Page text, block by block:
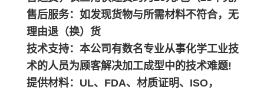
售后服务：如发现货物与所需材料不符合，无
理由退（换）货
技术支持：本公司有数名专业从事化学工业技
术的人员为顾客解决加工成型中的技术难题!
提供材料：UL、FDA、材质证明、ISO，